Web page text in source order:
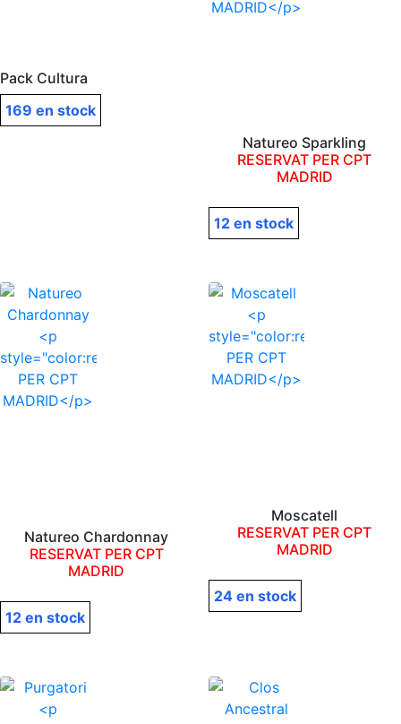
Pack Cultura
169 en stock
Natureo Sparkling
RESERVAT PER CPT
MADRID
12 en stock
Natureo Chardonnay
RESERVAT PER CPT
MADRID
12 en stock
Moscatell
RESERVAT PER CPT
MADRID
24 en stock